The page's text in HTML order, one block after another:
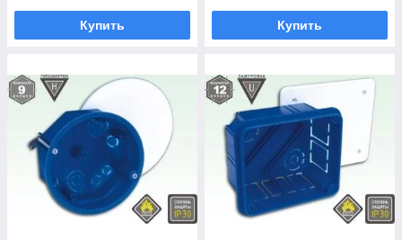
Купить Купить